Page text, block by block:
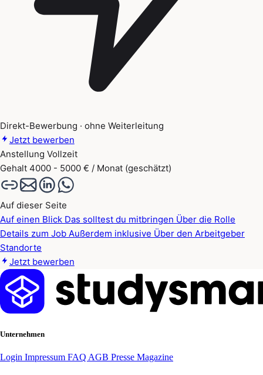
Direkt-Bewerbung · ohne Weiterleitung
Jetzt bewerben
Anstellung Vollzeit
Gehalt 4000 - 5000 € / Monat (geschätzt)
Auf dieser Seite
Auf einen Blick Das solltest du mitbringen Über die Rolle
Details zum Job Außerdem inklusive Über den Arbeitgeber
Standorte
Jetzt bewerben
Unternehmen
Login Impressum FAQ AGB Presse Magazine